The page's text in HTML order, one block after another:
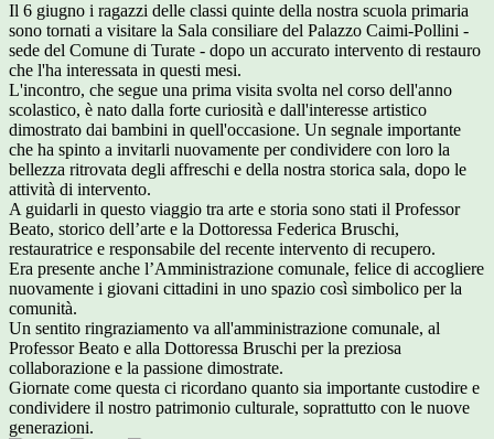
Il 6 giugno i ragazzi delle classi quinte della nostra scuola primaria
sono tornati a visitare la Sala consiliare del Palazzo Caimi-Pollini -
sede del Comune di Turate - dopo un accurato intervento di restauro
che l'ha interessata in questi mesi.
L'incontro, che segue una prima visita svolta nel corso dell'anno
scolastico, è nato dalla forte curiosità e dall'interesse artistico
dimostrato dai bambini in quell'occasione. Un segnale importante
che ha spinto a invitarli nuovamente per condividere con loro la
bellezza ritrovata degli affreschi e della nostra storica sala, dopo le
attività di intervento.
A guidarli in questo viaggio tra arte e storia sono stati il Professor
Beato, storico dell’arte e la Dottoressa Federica Bruschi,
restauratrice e responsabile del recente intervento di recupero.
Era presente anche l’Amministrazione comunale, felice di accogliere
nuovamente i giovani cittadini in uno spazio così simbolico per la
comunità.
Un sentito ringraziamento va all'amministrazione comunale, al
Professor Beato e alla Dottoressa Bruschi per la preziosa
collaborazione e la passione dimostrate.
Giornate come questa ci ricordano quanto sia importante custodire e
condividere il nostro patrimonio culturale, soprattutto con le nuove
generazioni.